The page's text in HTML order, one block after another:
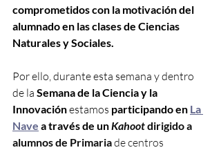
comprometidos con la motivación del
alumnado en las clases de Ciencias
Naturales y Sociales.
Por ello, durante esta semana y dentro
de la Semana de la Ciencia y la
Innovación estamos participando en La
Nave a través de un Kahoot dirigido a
alumnos de Primaria de centros